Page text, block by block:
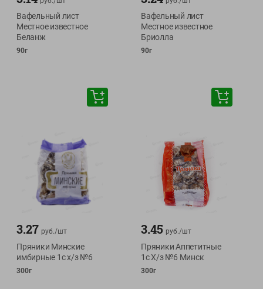
Вафельный лист
Местное известное
Беланж
90г
Вафельный лист
Местное известное
Бриолла
90г
3.27 руб./шт
Пряники Минские
имбирные 1с х/з №6
300г
3.45 руб./шт
Пряники Аппетитные
1с Х/з №6 Минск
300г